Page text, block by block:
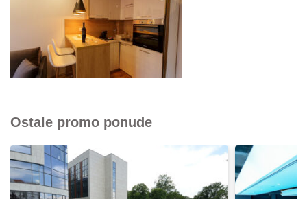
Ostale promo ponude